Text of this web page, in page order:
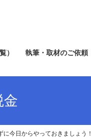
） 執筆・取材のご依頼
金
今日からやっておきましょう！